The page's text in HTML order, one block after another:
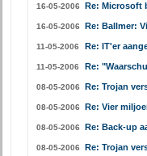
16-05-2006 Re: Microsoft
16-05-2006 Re: Ballmer:
11-05-2006 Re: IT'er
11-05-2006 Re:
08-05-2006 Re: Trojan
08-05-2006 Re: Vier
08-05-2006 Re: Back-up
08-05-2006 Re: Trojan